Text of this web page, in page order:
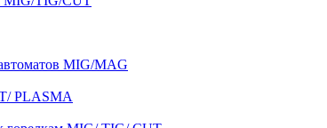
MIG/MAG
PLASMA